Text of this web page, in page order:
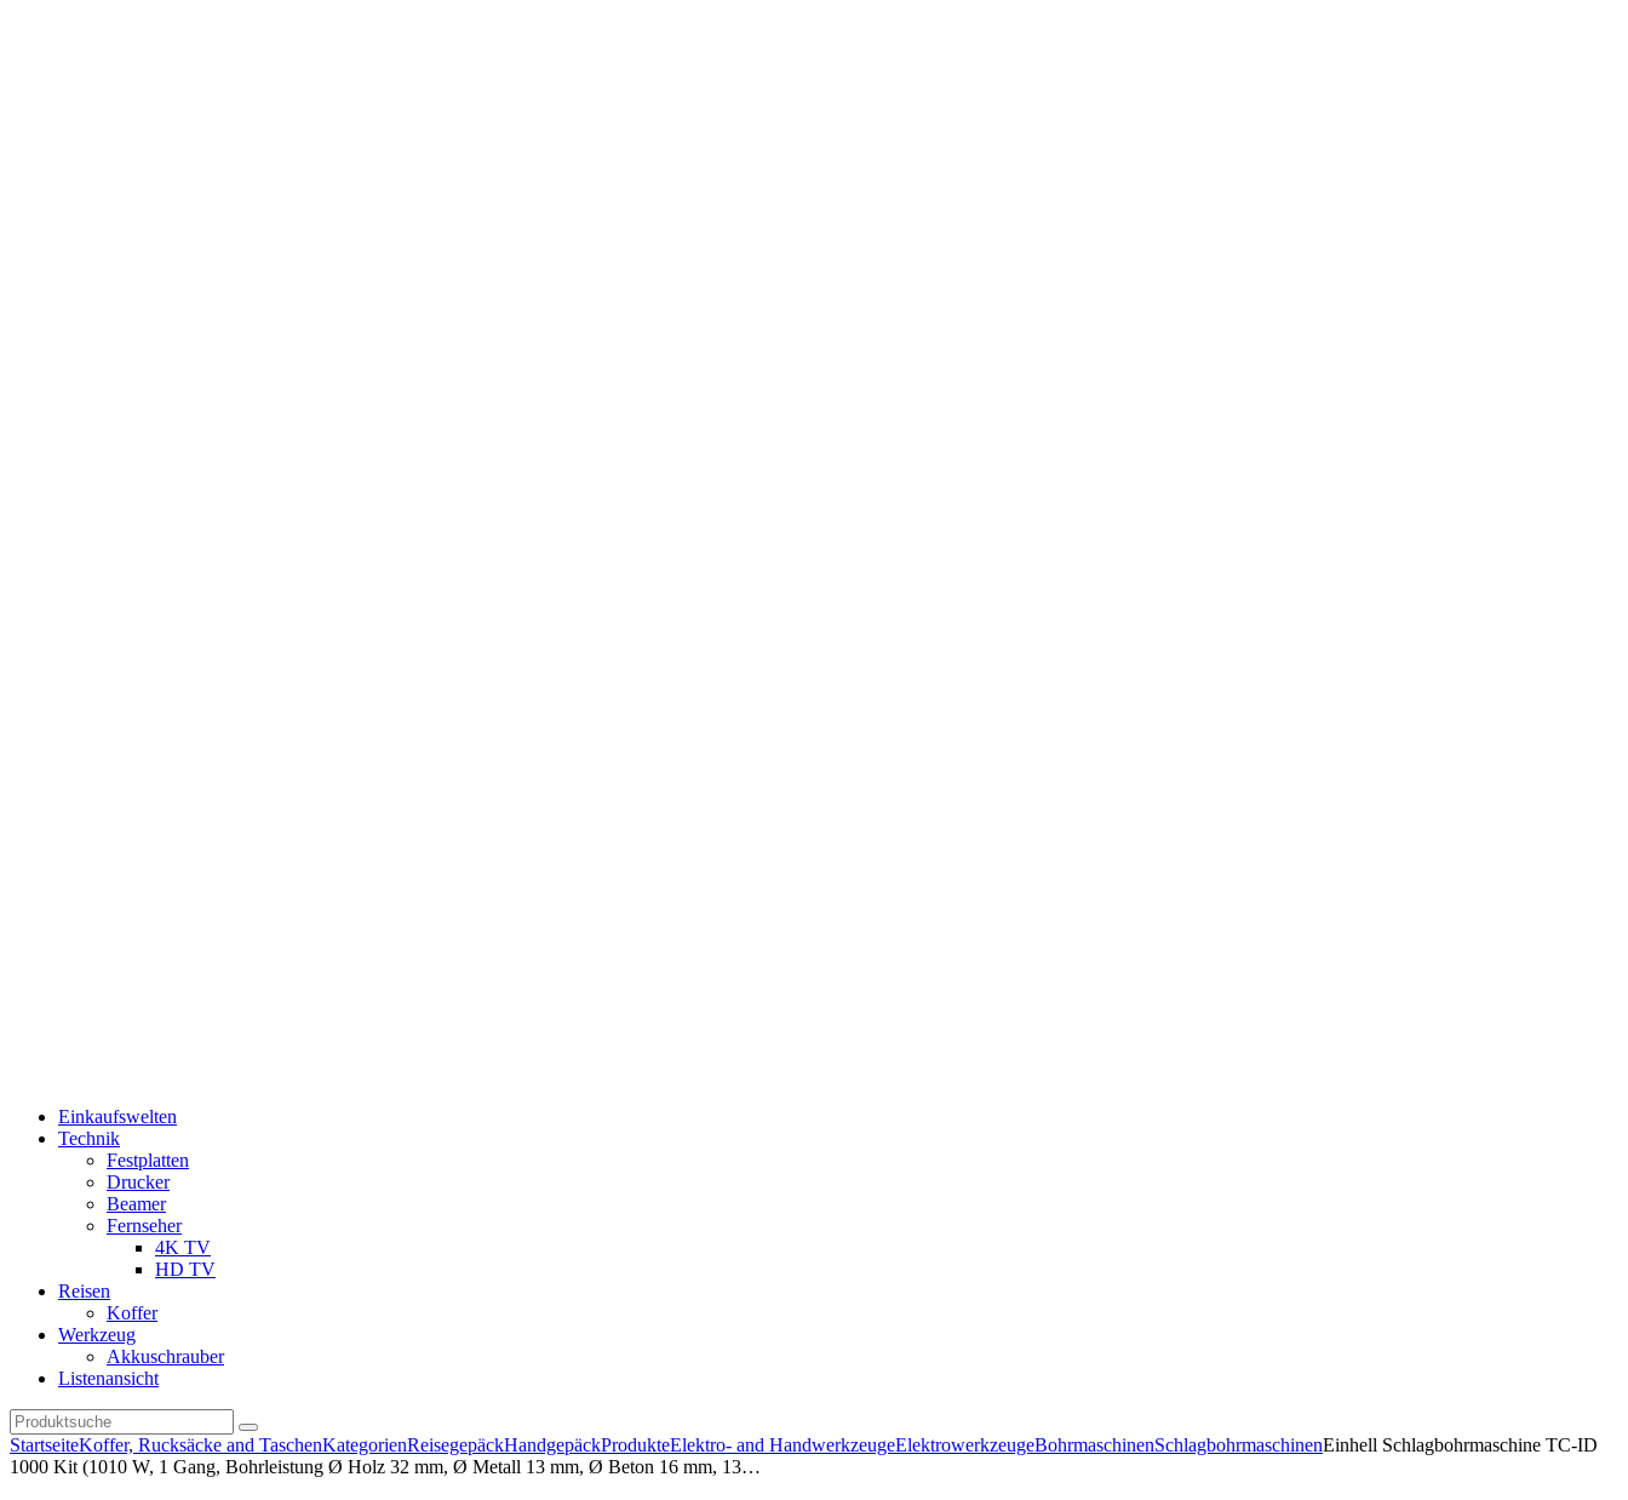
Einkaufswelten
Technik
Festplatten
Drucker
Beamer
Fernseher
4K TV
HD TV
Reisen
Koffer
Werkzeug
Akkuschrauber
Listenansicht
StartseiteKoffer, Rucksäcke and TaschenKategorienReisegepäckHandgepäckProdukteElektro- and HandwerkzeugeElektrowerkzeugeBohrmaschinenSchlagbohrmaschinenEinhell Schlagbohrmaschine TC-ID
1000 Kit (1010 W, 1 Gang, Bohrleistung Ø Holz 32 mm, Ø Metall 13 mm, Ø Beton 16 mm, 13…